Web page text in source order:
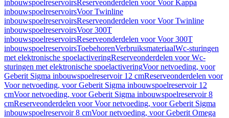
inbouwspoelreservoirsReserveonderdelen voor Voor Kappa
inbouwspoelreservoirsVoor Twinline
inbouwspoelreservoirsReserveonderdelen voor Voor Twinline
inbouwspoelreservoirsVoor 300T
inbouwspoelreservoirsReserveonderdelen voor Voor 300T
inbouwspoelreservoirsToebehorenVerbruiksmateriaalWc-sturingen
met elektronische spoelactiveringReserveonderdelen voor Wc-
sturingen met elektronische spoelactiveringVoor netvoeding, voor
Geberit Sigma inbouwspoelreservoir 12 cmReserveonderdelen voor
Voor netvoeding, voor Geberit Sigma inbouwspoelreservoir 12
cmVoor netvoeding, voor Geberit Sigma inbouwspoelreservoir 8
cmReserveonderdelen voor Voor netvoeding, voor Geberit Sigma
inbouwspoelreservoir 8 cmVoor netvoeding, voor Geberit Omega